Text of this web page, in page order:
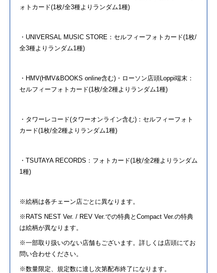
ォトカード(1枚/全3種よりランダム1種)
・UNIVERSAL MUSIC STORE：セルフィーフォトカード(1枚/
全3種よりランダム1種)
・HMV(HMV&BOOKS online含む)・ローソン店頭Loppi端末：
セルフィーフォトカード(1枚/全2種よりランダム1種)
・タワーレコード(タワーオンライン含む)：セルフィーフォト
カード(1枚/全2種よりランダム1種)
・TSUTAYA RECORDS：フォトカード(1枚/全2種よりランダム
1種)
※絵柄は各チェーン店ごとに異なります。
※RATS NEST Ver. / REV Ver.での特典とCompact Ver.の特典
は絵柄が異なります。
※一部取り扱いのない店舗もございます。詳しくは店頭にてお
問い合わせください。
※数量限定、規定数に達し次第配布終了になります。